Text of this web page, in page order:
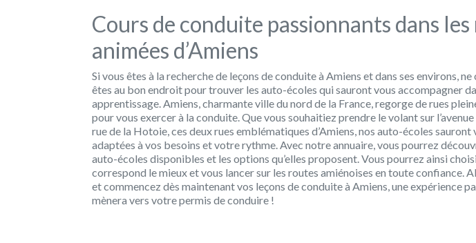
Cours de conduite passionnants dans les
animées d’Amiens
Si vous êtes à la recherche de leçons de conduite à Amiens et dans ses environs,
êtes au bon endroit pour trouver les auto-écoles qui sauront vous accompagner
apprentissage. Amiens, charmante ville du nord de la France, regorge de rues
pour vous exercer à la conduite. Que vous souhaitiez prendre le volant sur
rue de la Hotoie, ces deux rues emblématiques d’Amiens, nos auto-écoles
adaptées à vos besoins et votre rythme. Avec notre annuaire, vous pourrez
auto-écoles disponibles et les options qu’elles proposent. Vous pourrez ainsi
correspond le mieux et vous lancer sur les routes amiénoises en toute confiance.
et commencez dès maintenant vos leçons de conduite à Amiens, une expérience
mènera vers votre permis de conduire !